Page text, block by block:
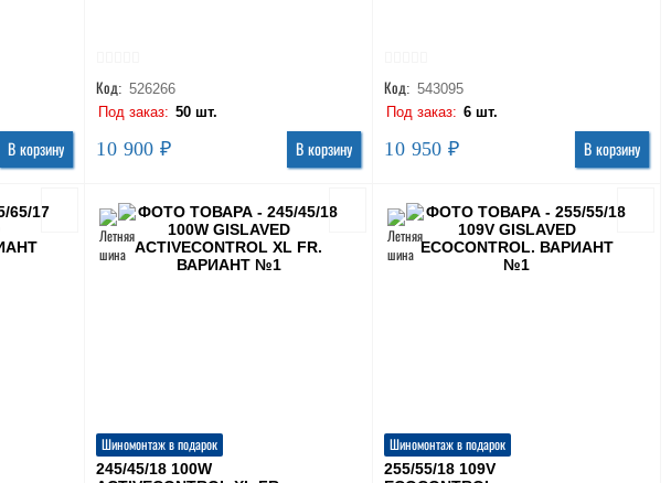
В корзину
Код: 526266
Под заказ: 50 шт.
10 900 ₽ В корзину
Код: 543095
Под заказ: 6 шт.
10 950 ₽ В корзину
Шиномонтаж в подарок
245/45/18 100W
Шиномонтаж в подарок
255/55/18 109V